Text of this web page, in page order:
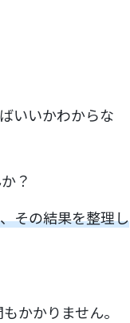
いいかわからな
？
その結果を整理し
かかりません。